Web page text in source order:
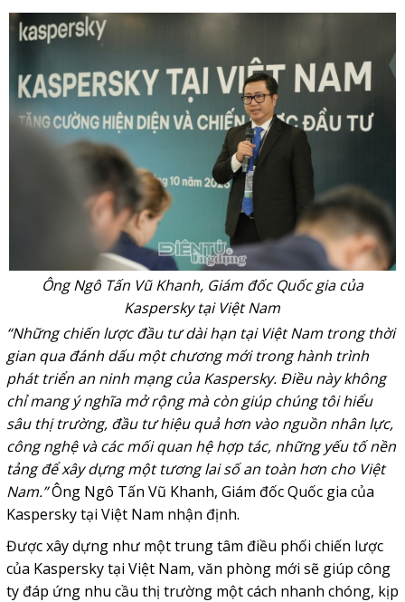
Ông Ngô Tấn Vũ Khanh, Giám đốc Quốc gia của
Kaspersky tại Việt Nam
“Những chiến lược đầu tư dài hạn tại Việt Nam trong thời
gian qua đánh dấu một chương mới trong hành trình
phát triển an ninh mạng của Kaspersky. Điều này không
chỉ mang ý nghĩa mở rộng mà còn giúp chúng tôi hiểu
sâu thị trường, đầu tư hiệu quả hơn vào nguồn nhân lực,
công nghệ và các mối quan hệ hợp tác, những yếu tố nền
tảng để xây dựng một tương lai số an toàn hơn cho Việt
Nam.”Ông Ngô Tấn Vũ Khanh, Giám đốc Quốc gia của
Kaspersky tại Việt Nam nhận định.
Được xây dựng như một trung tâm điều phối chiến lược
của Kaspersky tại Việt Nam, văn phòng mới sẽ giúp công
ty đáp ứng nhu cầu thị trường một cách nhanh chóng, kịp